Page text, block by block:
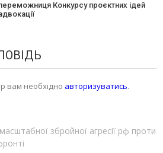
Конкурсу проєктних ідей
вам необхідно авторизуватись.
збройної агресії рф проти